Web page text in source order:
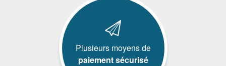
Plusieurs moyens de
paiement sécurisé